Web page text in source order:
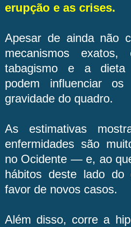
erupção e as crises.
Apesar de ainda não
mecanismos
tabagismo e a dieta
podem influenciar
gravidade do quadro.
As estimativas
enfermidades são
no Ocidente — e, ao
hábitos deste lado do
favor de novos casos.
Além disso, corre a